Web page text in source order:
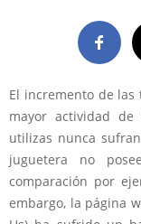
El incremento de
mayor actividad
utilizas nunca
juguetera no
comparación por
embargo, la página